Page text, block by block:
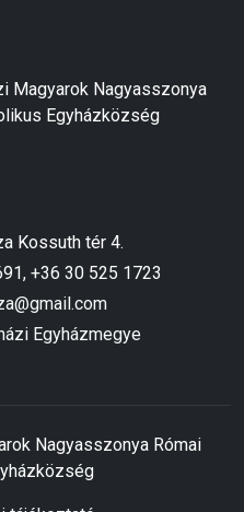
Magyarok Nagyasszonya
Egyházközség
Kossuth tér 4.
+36 30 525 1723
Egyházmegye
Nagyasszonya Római